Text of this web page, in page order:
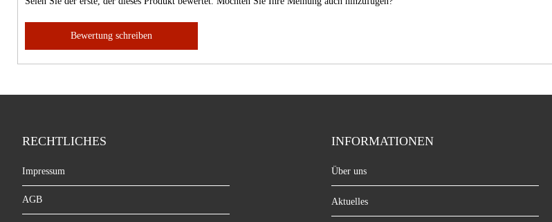
Bewertung schreiben
RECHTLICHES
Impressum
AGB
INFORMATIONEN
Über uns
Aktuelles